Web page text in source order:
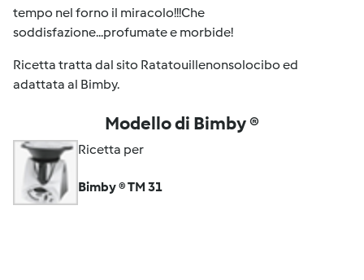
tempo nel forno il miracolo!!!Che
soddisfazione...profumate e morbide!
Ricetta tratta dal sito Ratatouillenonsolocibo ed
adattata al Bimby.
Modello di Bimby ®
Ricetta per
Bimby ® TM 31